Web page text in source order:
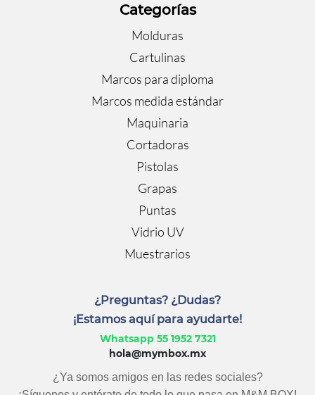
Categorías
Molduras
Cartulinas
Marcos para diploma
Marcos medida estándar
Maquinaria
Cortadoras
Pistolas
Grapas
Puntas
Vidrio UV
Muestrarios
¿Preguntas? ¿Dudas?
¡Estamos aquí para ayudarte!
Whatsapp 55 1952 7321
hola@mymbox.mx
¿Ya somos amigos en las redes sociales?